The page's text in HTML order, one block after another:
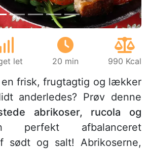
let 20 min 990 Kcal
frisk, frugtagtig og lækker
anderledes? Prøv denne
abrikoser, rucola og
afbalanceret
sødt og salt! Abrikoserne,